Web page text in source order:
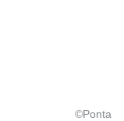
©Ponta